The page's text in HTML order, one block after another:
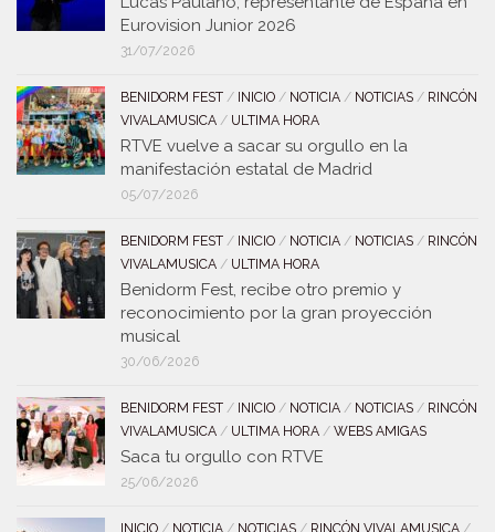
Eurovision Junior 2026
31/07/2026
BENIDORM FEST / INICIO / NOTICIA / NOTICIAS / RINCÓN
VIVALAMUSICA / ULTIMA HORA
RTVE vuelve a sacar su orgullo en la
manifestación estatal de Madrid
05/07/2026
BENIDORM FEST / INICIO / NOTICIA / NOTICIAS / RINCÓN
VIVALAMUSICA / ULTIMA HORA
Benidorm Fest, recibe otro premio y
reconocimiento por la gran proyección
musical
30/06/2026
BENIDORM FEST / INICIO / NOTICIA / NOTICIAS / RINCÓN
VIVALAMUSICA / ULTIMA HORA / WEBS AMIGAS
Saca tu orgullo con RTVE
25/06/2026